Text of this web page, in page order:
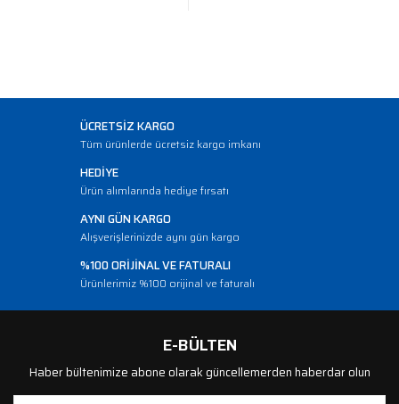
ÜCRETSİZ KARGO
Tüm ürünlerde ücretsiz kargo imkanı
HEDİYE
Ürün alımlarında hediye fırsatı
AYNI GÜN KARGO
Alışverişlerinizde aynı gün kargo
%100 ORİJİNAL VE FATURALI
Ürünlerimiz %100 orijinal ve faturalı
E-BÜLTEN
Haber bültenimize abone olarak güncellemerden haberdar olun